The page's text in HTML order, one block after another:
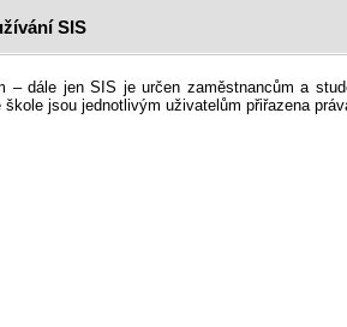
SIS
– dále jen SIS je určen zaměstnancům a
jsou jednotlivým uživatelům přiřazena